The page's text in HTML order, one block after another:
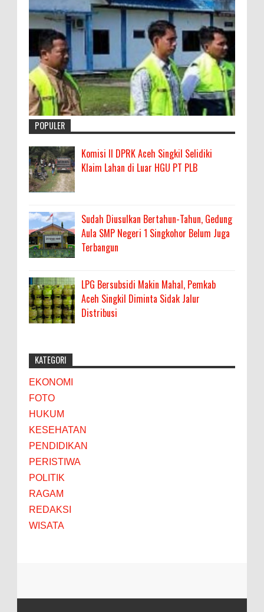
POPULER
Komisi II DPRK Aceh Singkil Selidiki
Klaim Lahan di Luar HGU PT PLB
Sudah Diusulkan Bertahun-Tahun, Gedung
Aula SMP Negeri 1 Singkohor Belum Juga
Terbangun
LPG Bersubsidi Makin Mahal, Pemkab
Aceh Singkil Diminta Sidak Jalur
Distribusi
KATEGORI
EKONOMI
FOTO
HUKUM
KESEHATAN
PENDIDIKAN
PERISTIWA
POLITIK
RAGAM
REDAKSI
WISATA